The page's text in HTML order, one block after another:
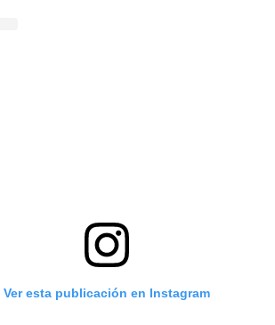
Ver esta publicación en Instagram